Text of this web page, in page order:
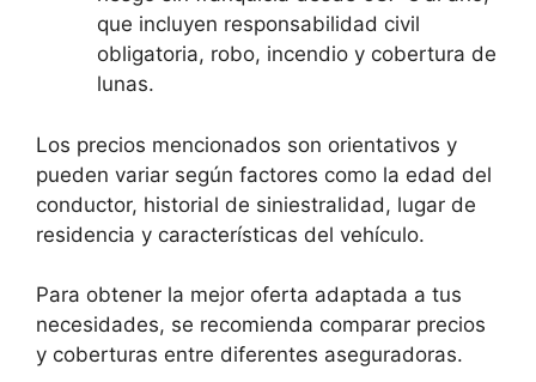
que incluyen responsabilidad civil
obligatoria, robo, incendio y cobertura de
lunas.
Los precios mencionados son orientativos y
pueden variar según factores como la edad del
conductor, historial de siniestralidad, lugar de
residencia y características del vehículo.
Para obtener la mejor oferta adaptada a tus
necesidades, se recomienda comparar precios
y coberturas entre diferentes aseguradoras.